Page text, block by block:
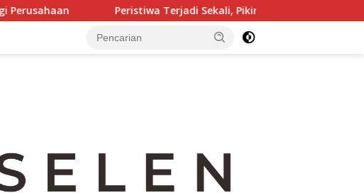
Peristiwa Terjadi Sekali, Pikiran Menghidupkannya Seratus Kali